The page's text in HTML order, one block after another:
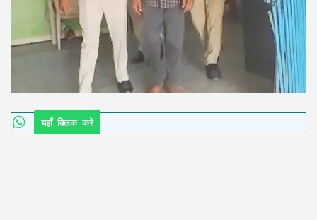
यहाँ क्लिक करे